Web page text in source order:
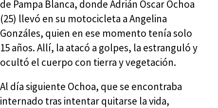
de Pampa Blanca, donde Adrián Oscar Ochoa
(25) llevó en su motocicleta a Angelina
Gonzáles, quien en ese momento tenía solo
15 años. Allí, la atacó a golpes, la estranguló y
ocultó el cuerpo con tierra y vegetación.
Al día siguiente Ochoa, que se encontraba
internado tras intentar quitarse la vida,